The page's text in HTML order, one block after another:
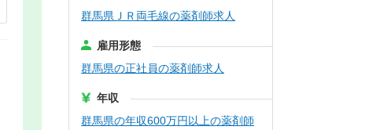
群馬県ＪＲ両毛線の薬剤師求人
雇用形態
群馬県の正社員の薬剤師求人
年収
群馬県の年収600万円以上の薬剤師